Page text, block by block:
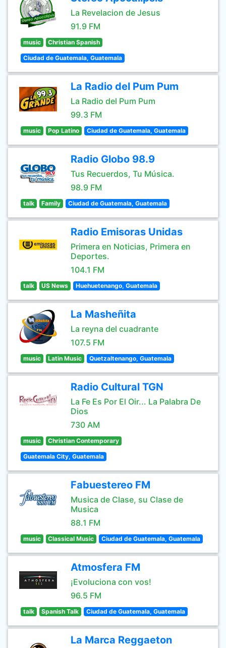
La Revelacion de Jesus
91.9 FM
music Christian Spanish
Ciudad de Guatemala, Guatemala
La Radio del Pum Pum
La Radio del Pum Pum
99.3 FM
music Pop Latino Ciudad de Guatemala, Guatemala
Radio Globo 98.9
Tus Recuerdos, Tu Música.
98.9 FM
talk Family Ciudad de Guatemala, Guatemala
Radio Emisoras Unidas
Primera en Noticias, Primera en
Deportes.
104.1 FM
talk US News Huehuetenango, Guatemala
La Masheñita
La reyna del cuadrante
107.5 FM
music Latin Music Quetzaltenango, Guatemala
Radio Cultural TGN
La Fe Es Por El Oir... La Palabra De
Dios
730 AM
music Christian Contemporary
Guatemala City, Guatemala
Fabuestereo FM
Musica de Clase, su Clase de
Musica
88.1 FM
music Classical Music Ciudad de Guatemala, Guatemala
Atmosfera FM
¡Evoluciona con vos!
96.5 FM
talk Spanish Talk Ciudad de Guatemala, Guatemala
La Marca Reggaeton